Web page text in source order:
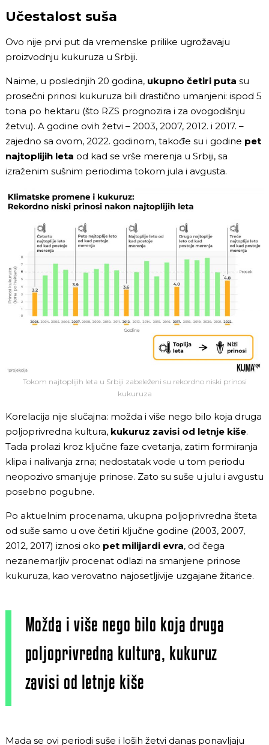
Učestalost suša
Ovo nije prvi put da vremenske prilike ugrožavaju
proizvodnju kukuruza u Srbiji.
Naime, u poslednjih 20 godina, ukupno četiri puta su
prosečni prinosi kukuruza bili drastično umanjeni: ispod 5
tona po hektaru (što RZS prognozira i za ovogodišnju
žetvu). A godine ovih žetvi – 2003, 2007, 2012. i 2017. –
zajedno sa ovom, 2022. godinom, takođe su i godine pet
najtoplijih leta od kad se vrše merenja u Srbiji, sa
izraženim sušnim periodima tokom jula i avgusta.
Tokom najtoplijih leta u Srbiji zabeleženi su rekordno niski prinosi
kukuruza
Korelacija nije slučajna: možda i više nego bilo koja druga
poljoprivredna kultura, kukuruz zavisi od letnje kiše.
Tada prolazi kroz ključne faze cvetanja, zatim formiranja
klipa i nalivanja zrna; nedostatak vode u tom periodu
neopozivo smanjuje prinose. Zato su suše u julu i avgustu
posebno pogubne.
Po aktuelnim procenama, ukupna poljoprivredna šteta
od suše samo u ove četiri ključne godine (2003, 2007,
2012, 2017) iznosi oko pet milijardi evra, od čega
nezanemarljiv procenat odlazi na smanjene prinose
kukuruza, kao verovatno najosetljivije uzgajane žitarice.
Možda i više nego bilo koja druga
poljoprivredna kultura, kukuruz
zavisi od letnje kiše
Mada se ovi periodi suše i loših žetvi danas ponavljaju